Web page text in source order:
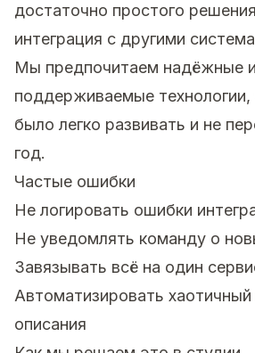
достаточно простого
интеграция с другими
Мы предпочитаем надёжные и
поддерживаемые
было легко развивать и не
год.
Частые ошибки
Не логировать ошибки
Не уведомлять команду о
Завязывать всё на один
Автоматизировать
описания